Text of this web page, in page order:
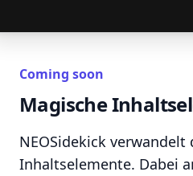
Coming soon
Magische
NEOSidekick
Inhaltselemente. Dabei